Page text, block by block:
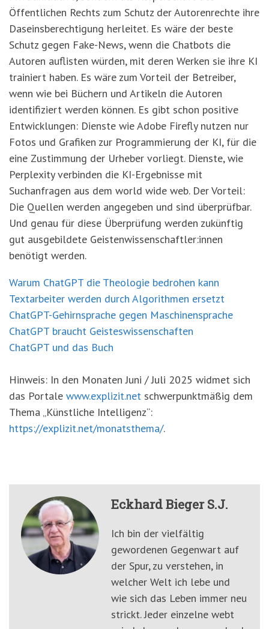
Öffentlichen Rechts zum Schutz der Autorenrechte ihre
Daseinsberechtigung herleitet. Es wäre der beste
Schutz gegen Fake-News, wenn die Chatbots die
Autoren auflisten würden, mit deren Werken sie ihre KI
trainiert haben. Es wäre zum Vorteil der Betreiber,
wenn wie bei Büchern und Artikeln die Autoren
identifiziert werden können. Es gibt schon positive
Entwicklungen: Dienste wie Adobe Firefly nutzen nur
Fotos und Grafiken zur Programmierung der KI, für die
eine Zustimmung der Urheber vorliegt. Dienste, wie
Perplexity verbinden die KI-Ergebnisse mit
Suchanfragen aus dem world wide web. Der Vorteil:
Die Quellen werden angegeben und sind überprüfbar.
Und genau für diese Überprüfung werden zukünftig
gut ausgebildete Geistenwissenschaftler:innen
benötigt werden.
Warum ChatGPT die Theologie bedrohen kann
Textarbeiter werden durch Algorithmen ersetzt
ChatGPT-Gehirnsprache gegen Maschinensprache
ChatGPT braucht Geisteswissenschaften
ChatGPT und das Buch
Hinweis: In den Monaten Juni / Juli 2025 widmet sich
das Portale www.explizit.net schwerpunktmäßig dem
Thema „Künstliche Intelligenz“:
https://explizit.net/monatsthema/.
Eckhard Bieger S.J.
Ich bin der vielfältig
gewordenen Gegenwart auf
der Spur, zu verstehen, in
welcher Welt ich lebe und
wie sich das Leben immer neu
strickt. Jeder einzelne webt